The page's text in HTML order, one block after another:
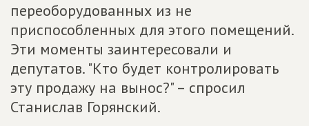
переоборудованных из не
приспособленных для этого помещений.
Эти моменты заинтересовали и
депутатов. "Кто будет контролировать
эту продажу на вынос?" – спросил
Станислав Горянский.